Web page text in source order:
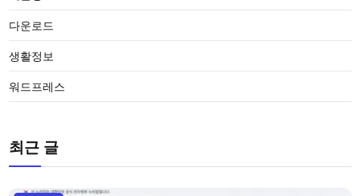
다운로드
생활정보
워드프레스
최근 글